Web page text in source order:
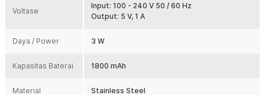
Desain Premium
meja ini. Desain modern yang mengutamakan estetika
Cahaya lembutnya menciptakan nuansa hangat dan menenangkan,
Voltase
Input: 100 - 240 V 50 / 60 Hz
Output: 5 V, 1 A
Daya / Power 3 W
Kapasitas Baterai 1800 mAh
Material Stainless Steel